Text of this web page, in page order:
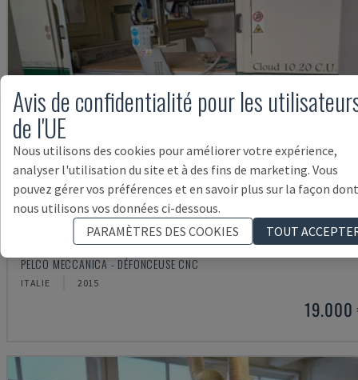
MECCANICA CLOUD
PELCO MECCANICA - DÉFONCEUSE CNC
ITALIE 2015
19.000
Avis de confidentialité pour les
de l'UE
Nous utilisons des cookies pour améliorer votre expérience,
analyser l'utilisation du site et à des fins de marketing. Vous
pouvez gérer vos préférences et en savoir plus sur la façon dont
nous utilisons vos données ci-dessous.
PARAMÈTRES DES COOKIES
TOUT